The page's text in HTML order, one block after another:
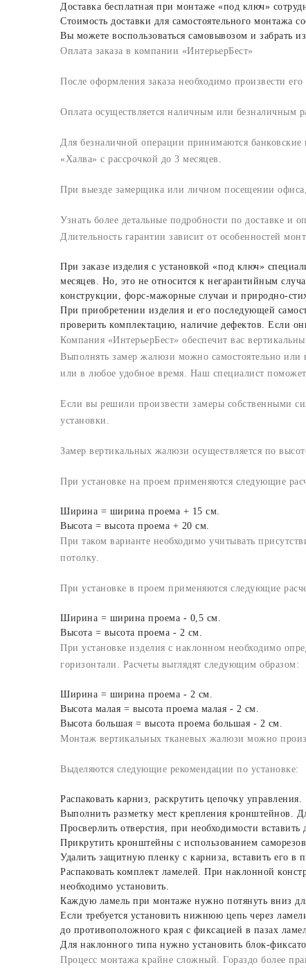
Доставка бесплатная при монтаже «под ключ»
Стоимость доставки для самостоятельного монтажа
Вы можете воспользоваться самовывозом и забрать
Оплата заказа в компании «ИнтерьерБест»
После оформления заказа необходимо произвести
Оплата осуществляется наличным или безналичным
Для безналичной операции принимаются
«Халва» с рассрочкой до 3 месяцев.
При выезде замерщика или личном посещении
Узнать более детальные подробности по доставке и
Длительность гарантии зависит от особенностей
При заказе изделия с установкой «под ключ»
месяцев. Но, это не относится к негарантийным
конструкции, форс-мажорные случаи и природно-
При приобретении изделия и его последующей
проверить комплектацию, наличие дефектов. Если
Компания «ИнтерьерБест» обеспечит вас
Выполнять замер жалюзи можно самостоятельно или
или в любое удобное время. Наш специалист
Если вы решили произвести замеры собственными
установки.
Замер вертикальных жалюзи осуществляется по
При установке на проем применяются следующие
Ширина = ширина проема + 15 см.
Высота = высота проема + 20 см.
При таком варианте необходимо учитывать
потолку.
При установке в проем применяются следующие
Ширина = ширина проема - 0,5 см.
Высота = высота проема - 2 см.
При установке изделия с наклонном необходимо
горизонтали. Расчеты выглядят следующим образом:
Ширина = ширина проема - 2 см.
Высота малая = высота проема малая - 2 см.
Высота большая = высота проема большая - 2 см.
Монтаж вертикальных тканевых жалюзи можно
Выделяются следующие рекомендации по установке:
Распаковать карниз, раскрутить цепочку управления.
Выполнить разметку мест крепления кронштейнов.
Просверлить отверстия, при необходимости вставить
Прикрутить кронштейны с использованием саморезов.
Удалить защитную пленку с карниза, вставить его в
Распаковать комплект ламелей. При наклонной
необходимо установить.
Каждую ламель при монтаже нужно потянуть вниз
Если требуется установить нижнюю цепь через
до противоположного края с фиксацией в пазах
Для наклонного типа нужно установить блок-
Процесс монтажа крайне сложный. Гораздо более